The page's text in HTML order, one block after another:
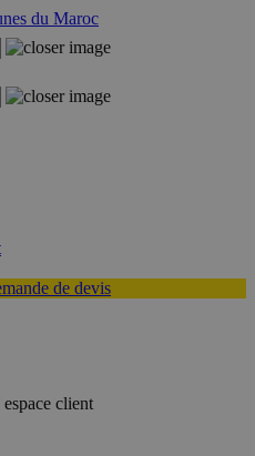
de devis
client